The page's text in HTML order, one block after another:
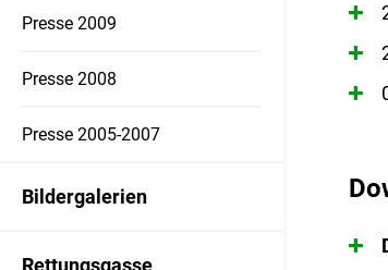
Presse 2009
Presse 2008
Presse 2005-2007
Bildergalerien
Rettungsgasse